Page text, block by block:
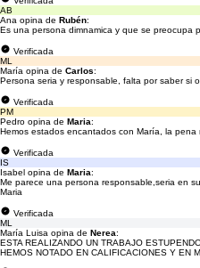
AB
Ana opina de Rubén:
Es una persona dimnamica y que se preocupa
Verificada
ML
María opina de Carlos:
Persona seria y responsable, falta por saber si
Verificada
PM
Pedro opina de Maria:
Hemos estados encantados con María, la
Verificada
IS
Isabel opina de Maria:
Me parece una persona responsable,seria en
Maria
Verificada
ML
María Luisa opina de Nerea:
ESTA REALIZANDO UN TRABAJO
HEMOS NOTADO EN CALIFICACIONES Y EN